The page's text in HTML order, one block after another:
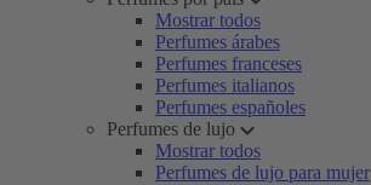
Mostrar todos
Perfumes árabes
Perfumes franceses
Perfumes italianos
Perfumes españoles
Perfumes de lujo
Mostrar todos
Perfumes de lujo para mujer